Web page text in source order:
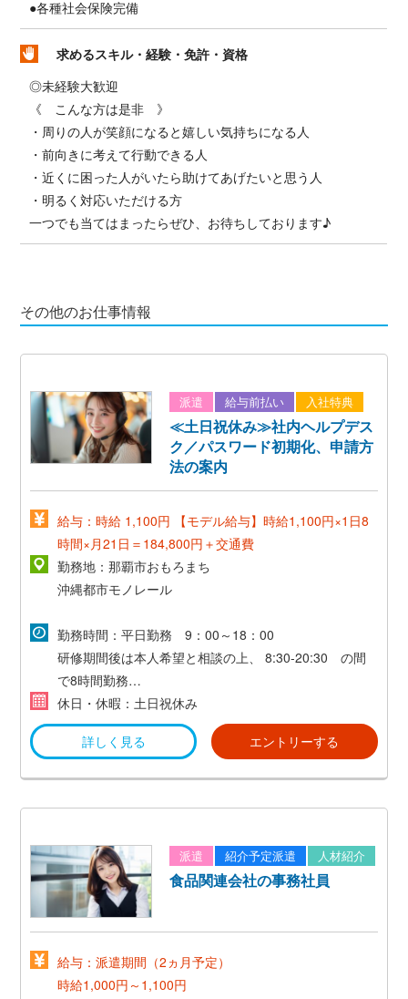
●各種社会保険完備
求めるスキル・経験・免許・資格
◎未経験大歓迎
《 こんな方は是非 》
・周りの人が笑顔になると嬉しい気持ちになる人
・前向きに考えて行動できる人
・近くに困った人がいたら助けてあげたいと思う人
・明るく対応いただける方
一つでも当てはまったらぜひ、お待ちしております♪
その他のお仕事情報
派遣 給与前払い 入社特典
≪土日祝休み≫社内ヘルプデス
ク／パスワード初期化、申請方
法の案内
給与：時給 1,100円 【モデル給与】時給1,100円×1日8
時間×月21日＝184,800円＋交通費
勤務地：那覇市おもろまち
沖縄都市モノレール
「おもろまち」駅 徒歩8分
那覇メインプレイス徒歩3分
勤務時間：平日勤務 9：00～18：00
研修期間後は本人希望と相談の上、
8:30-20:30 の間
で8時間勤務
※勤務時間は固定なので、シフト勤務ではありませ
ん！！
休日・休暇：土日祝休み
詳しく見る エントリーする
派遣 紹介予定派遣 人材紹介
食品関連会社の事務社員
給与：派遣期間（2ヵ月予定）
時給1,000円～1,100円